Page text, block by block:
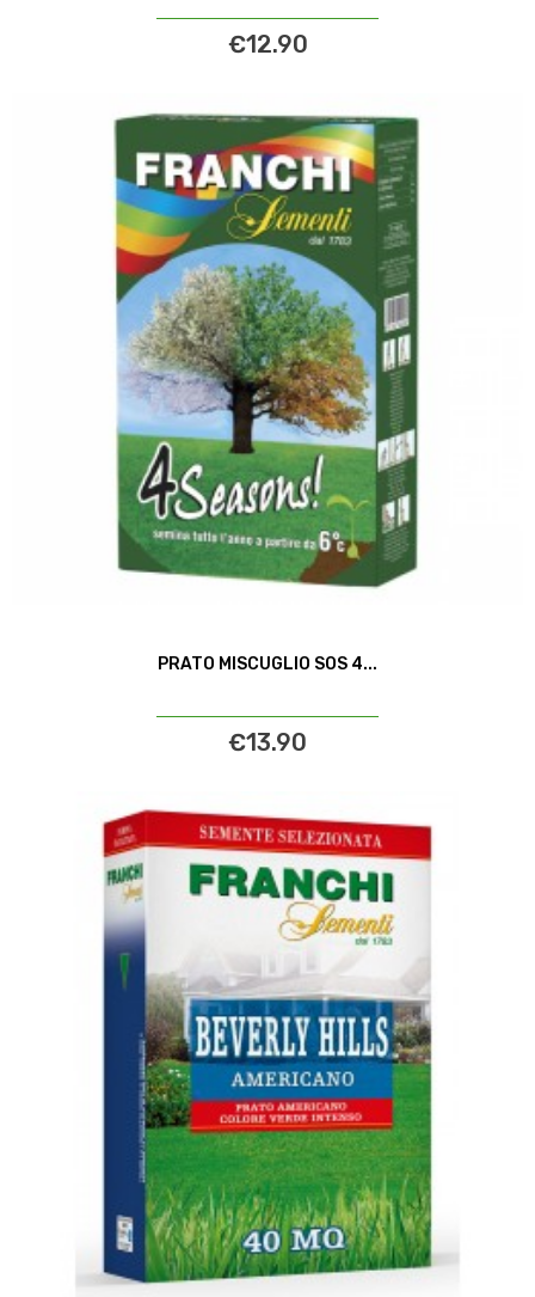
€12.90
PRATO MISCUGLIO SOS 4...
€13.90